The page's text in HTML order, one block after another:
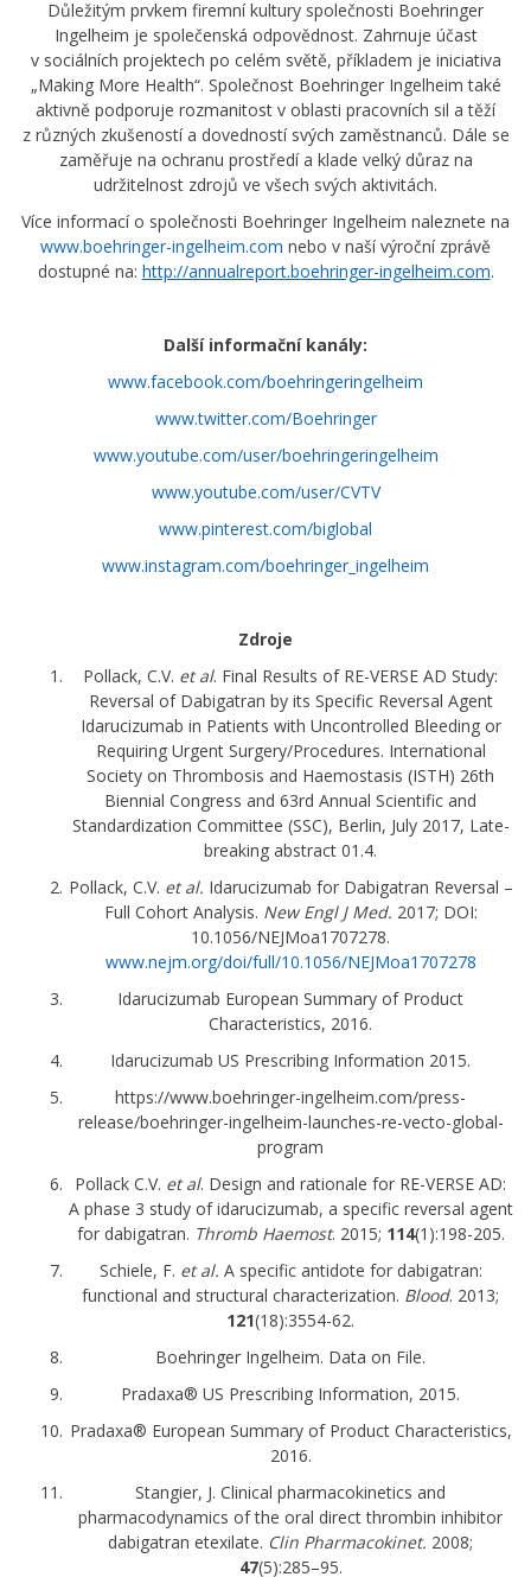
Důležitým prvkem firemní kultury společnosti Boehringer
Ingelheim je společenská odpovědnost. Zahrnuje účast
v sociálních projektech po celém světě, příkladem je iniciativa
„Making More Health“. Společnost Boehringer Ingelheim také
aktivně podporuje rozmanitost v oblasti pracovních sil a těží
z různých zkušeností a dovedností svých zaměstnanců. Dále se
zaměřuje na ochranu prostředí a klade velký důraz na
udržitelnost zdrojů ve všech svých aktivitách.
Více informací o společnosti Boehringer Ingelheim naleznete na
www.boehringer-ingelheim.com nebo v naší výroční zprávě
dostupné na: http://annualreport.boehringer-ingelheim.com.
Další informační kanály:
www.facebook.com/boehringeringelheim
www.twitter.com/Boehringer
www.youtube.com/user/boehringeringelheim
www.youtube.com/user/CVTV
www.pinterest.com/biglobal
www.instagram.com/boehringer_ingelheim
Zdroje
Pollack, C.V. et al. Final Results of RE-VERSE AD Study:
Reversal of Dabigatran by its Specific Reversal Agent
Idarucizumab in Patients with Uncontrolled Bleeding or
Requiring Urgent Surgery/Procedures. International
Society on Thrombosis and Haemostasis (ISTH) 26th
Biennial Congress and 63rd Annual Scientific and
Standardization Committee (SSC), Berlin, July 2017, Late-
breaking abstract 01.4.
Pollack, C.V. et al. Idarucizumab for Dabigatran Reversal –
Full Cohort Analysis. New Engl J Med. 2017; DOI:
10.1056/NEJMoa1707278.
www.nejm.org/doi/full/10.1056/NEJMoa1707278
Idarucizumab European Summary of Product
Characteristics, 2016.
Idarucizumab US Prescribing Information 2015.
https://www.boehringer-ingelheim.com/press-
release/boehringer-ingelheim-launches-re-vecto-global-
program
Pollack C.V. et al. Design and rationale for RE-VERSE AD:
A phase 3 study of idarucizumab, a specific reversal agent
for dabigatran. Thromb Haemost. 2015; 114(1):198-205.
Schiele, F. et al. A specific antidote for dabigatran:
functional and structural characterization. Blood. 2013;
121(18):3554-62.
Boehringer Ingelheim. Data on File.
Pradaxa® US Prescribing Information, 2015.
Pradaxa® European Summary of Product Characteristics,
2016.
Stangier, J. Clinical pharmacokinetics and
pharmacodynamics of the oral direct thrombin inhibitor
dabigatran etexilate. Clin Pharmacokinet. 2008;
47(5):285–95.